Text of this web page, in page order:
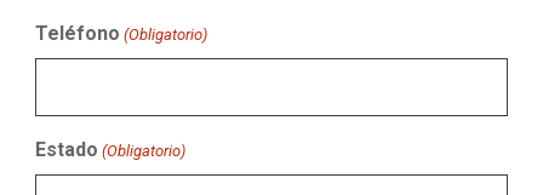
Teléfono (Obligatorio)
Estado (Obligatorio)